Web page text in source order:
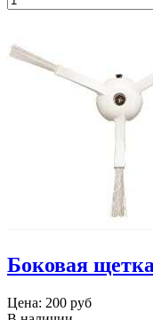
Боковая
Цена: 200 руб